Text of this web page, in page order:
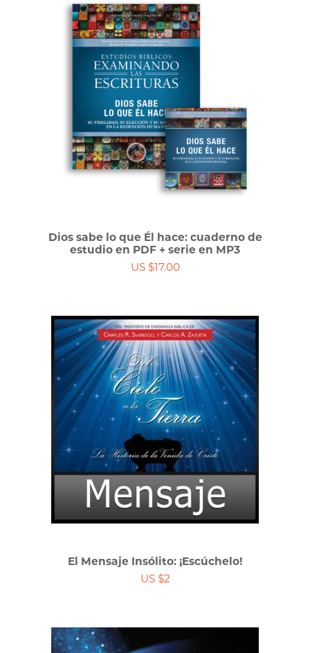
Dios sabe lo que Él hace: cuaderno de
estudio en PDF + serie en MP3
US $17.00
El Mensaje Insólito: ¡Escúchelo!
US $2